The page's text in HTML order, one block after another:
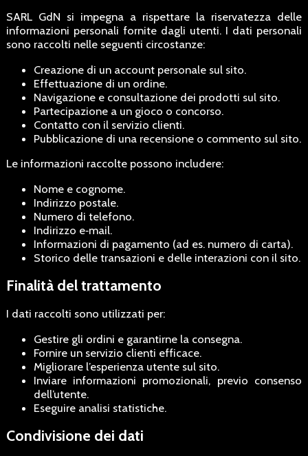
SARL GdN si impegna a rispettare la riservatezza delle
informazioni personali fornite dagli utenti. I dati personali
sono raccolti nelle seguenti circostanze:
Creazione di un account personale sul sito.
Effettuazione di un ordine.
Navigazione e consultazione dei prodotti sul sito.
Partecipazione a un gioco o concorso.
Contatto con il servizio clienti.
Pubblicazione di una recensione o commento sul sito.
Le informazioni raccolte possono includere:
Nome e cognome.
Indirizzo postale.
Numero di telefono.
Indirizzo e‑mail.
Informazioni di pagamento (ad es. numero di carta).
Storico delle transazioni e delle interazioni con il sito.
Finalità del trattamento
I dati raccolti sono utilizzati per:
Gestire gli ordini e garantirne la consegna.
Fornire un servizio clienti efficace.
Migliorare l’esperienza utente sul sito.
Inviare informazioni promozionali, previo consenso
dell’utente.
Eseguire analisi statistiche.
Condivisione dei dati